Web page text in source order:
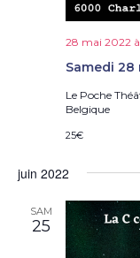
Samedi 28
28 mai 2022
Le Poche
Belgique
25€
juin 2022
SAM
25